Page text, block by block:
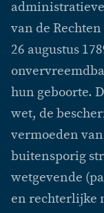
van de
26 augustus
hun geboorte.
wet, de
vermoeden
buitensporig
wetgevende
en rechterlijke